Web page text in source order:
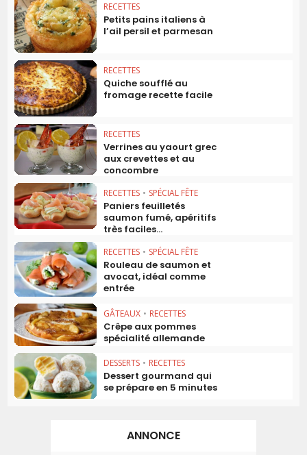
RECETTES
Petits pains italiens à
l’ail persil et parmesan
RECETTES
Quiche soufflé au
fromage recette facile
RECETTES
Verrines au yaourt grec
aux crevettes et au
concombre
RECETTES • SPÉCIAL FÊTE
Paniers feuilletés
saumon fumé, apéritifs
très faciles...
RECETTES • SPÉCIAL FÊTE
Rouleau de saumon et
avocat, idéal comme
entrée
GÂTEAUX • RECETTES
Crêpe aux pommes
spécialité allemande
DESSERTS • RECETTES
Dessert gourmand qui
se prépare en 5 minutes
ANNONCE